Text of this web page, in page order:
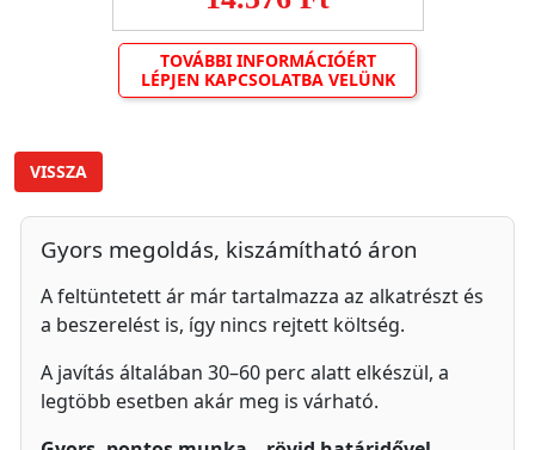
TOVÁBBI INFORMÁCIÓÉRT
LÉPJEN KAPCSOLATBA VELÜNK
VISSZA
Gyors megoldás, kiszámítható áron
A feltüntetett ár már tartalmazza az alkatrészt és
a beszerelést is, így nincs rejtett költség.
A javítás általában 30–60 perc alatt elkészül, a
legtöbb esetben akár meg is várható.